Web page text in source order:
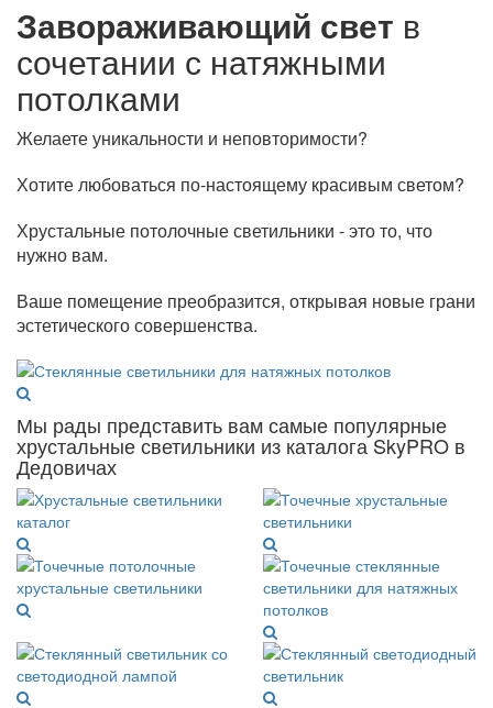
Завораживающий свет в
сочетании с натяжными
потолками
Желаете уникальности и неповторимости?
Хотите любоваться по-настоящему красивым светом?
Хрустальные потолочные светильники - это то, что
нужно вам.
Ваше помещение преобразится, открывая новые грани
эстетического совершенства.
Мы рады представить вам самые популярные
хрустальные светильники из каталога SkyPRO в
Дедовичах